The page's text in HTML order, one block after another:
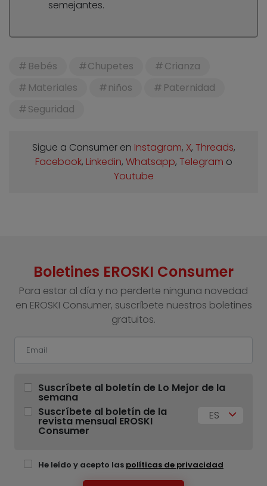
semejantes.
Bebés Chupetes
Crianza
Materiales
niños
Paternidad
Seguridad
Sigue a Consumer en Instagram, X, Threads,
Facebook, Linkedin, Whatsapp, Telegram o
Youtube
Boletines EROSKI Consumer
Para estar al día y no perderte ninguna novedad
en EROSKI Consumer, suscríbete nuestros boletines
gratuitos.
Suscríbete al boletín de Lo Mejor de la
semana
Suscríbete al boletín de la
revista mensual EROSKI
Consumer
ES
He leído y acepto las políticas de privacidad